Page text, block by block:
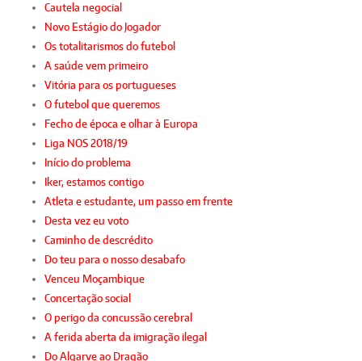
Cautela negocial
Novo Estágio do Jogador
Os totalitarismos do futebol
A saúde vem primeiro
Vitória para os portugueses
O futebol que queremos
Fecho de época e olhar à Europa
Liga NOS 2018/19
Início do problema
Iker, estamos contigo
Atleta e estudante, um passo em frente
Desta vez eu voto
Caminho de descrédito
Do teu para o nosso desabafo
Venceu Moçambique
Concertação social
O perigo da concussão cerebral
A ferida aberta da imigração ilegal
Do Algarve ao Dragão